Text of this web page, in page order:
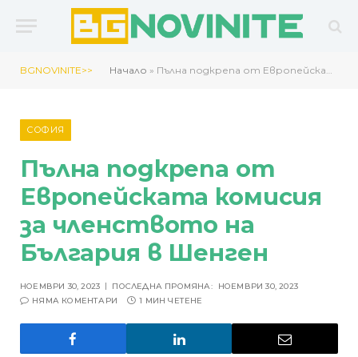
BGNOVINITE>> Начало » Пълна подкрепа от Европейската комисия за членството на България в Шенген
СОФИЯ
Пълна подкрепа от
Европейската комисия
за членството на
България в Шенген
НОЕМВРИ 30, 2023 ПОСЛЕДНА ПРОМЯНА:
НОЕМВРИ 30, 2023
НЯМА КОМЕНТАРИ
1 МИН ЧЕТЕНЕ